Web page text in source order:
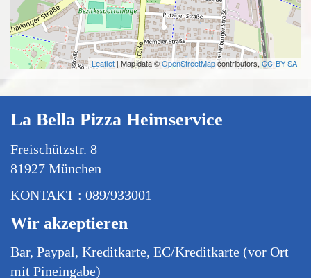
Leaflet | Map data ©OpenStreetMapcontributors, CC-BY-SA
La Bella Pizza Heimservice
Freischützstr. 8
81927 München
KONTAKT : 089/933001
Wir akzeptieren
Bar, Paypal, Kreditkarte, EC/Kreditkarte (vor Ort
mit Pineingabe)